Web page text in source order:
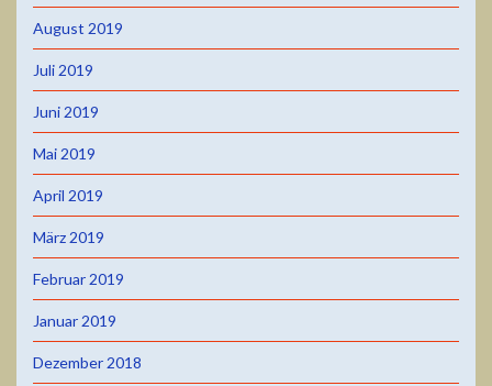
August 2019
Juli 2019
Juni 2019
Mai 2019
April 2019
März 2019
Februar 2019
Januar 2019
Dezember 2018